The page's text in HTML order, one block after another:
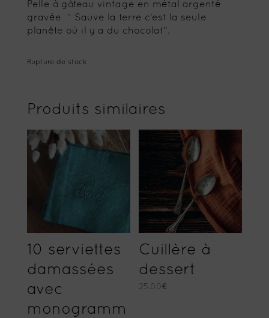
Pelle à gâteau vintage en métal argenté
gravée “ Sauve la terre c’est la seule
planète où il y a du chocolat”.
Rupture de stock
Produits similaires
10 serviettes
damassées
avec
monogramm
Cuillère à
dessert
25.00€